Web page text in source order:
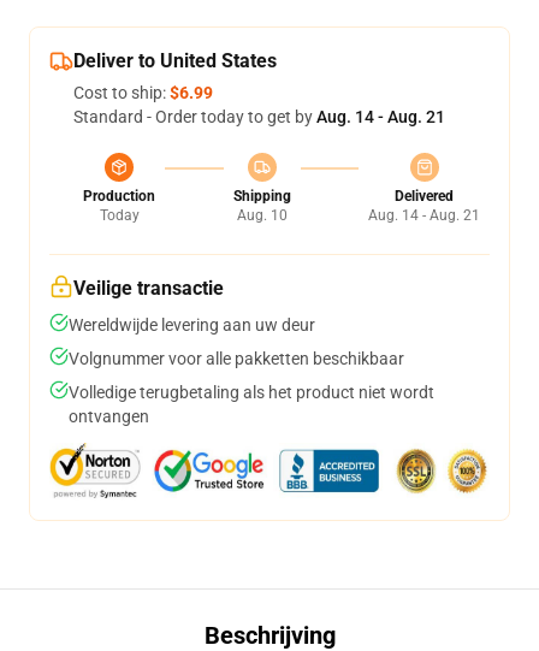
Deliver to United States
Cost to ship:$6.99
Standard - Order today to get byAug. 14 - Aug. 21
Production
Today
Shipping
Aug. 10
Delivered
Aug. 14 - Aug. 21
Veilige transactie
Wereldwijde levering aan uw deur
Volgnummer voor alle pakketten beschikbaar
Volledige terugbetaling als het product niet wordt
ontvangen
Beschrijving